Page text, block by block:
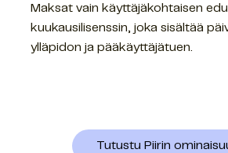
Maksat vain käyttäjäkohtaisen
kuukausilisenssin, joka sisältää
ylläpidon ja pääkäyttäjätuen.
Tutustu Piirin